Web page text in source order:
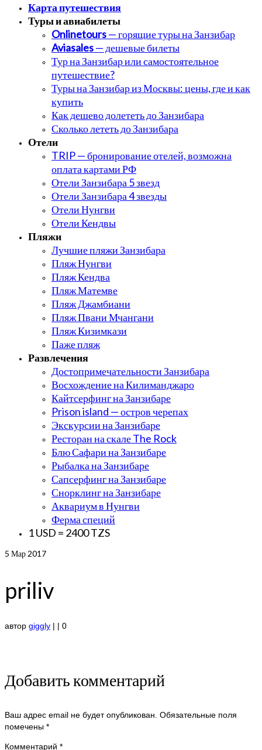
Карта путешествия
Туры и авиабилеты
Onlinetours— горящие туры на Занзибар
Aviasales— дешевые билеты
Тур на Занзибар или самостоятельное
путешествие?
Туры на Занзибар из Москвы: цены, где и как
купить
Как дешево долететь до Занзибара
Сколько лететь до Занзибара
Отели
TRIP — бронирование отелей, возможна
оплата картами РФ
Отели Занзибара 5 звезд
Отели Занзибара 4 звезды
Отели Нунгви
Отели Кендвы
Пляжи
Лучшие пляжи Занзибара
Пляж Нунгви
Пляж Кендва
Пляж Матемве
Пляж Джамбиани
Пляж Пвани Мчангани
Пляж Кизимкази
Паже пляж
Развлечения
Достопримечательности Занзибара
Восхождение на Килиманджаро
Кайтсерфинг на Занзибаре
Prison island — остров черепах
Экскурсии на Занзибаре
Ресторан на скале The Rock
Блю Сафари на Занзибаре
Рыбалка на Занзибаре
Сапсерфинг на Занзибаре
Снорклинг на Занзибаре
Аквариум в Нунгви
Ферма специй
1 USD = 2400 TZS
5 Мар 2017
priliv
автор giggly | | 0
Добавить комментарий
Ваш адрес email не будет опубликован. Обязательные поля
помечены *
Комментарий *